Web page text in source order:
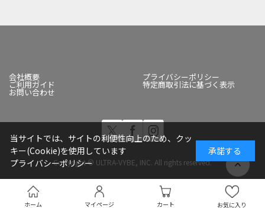
ホーム マイページ カート お気に入り
会社概要 プライバシーポリシー
ご利用ガイド 特定商取引法に基づく表示
お問い合わせ
Copyright © ULTRA-VYBE, INC. All rights reserved.
当サイトでは、サイトの利便性向上のため、クッ
キー(Cookie)を使用しています
プライバシーポリシー
承諾する